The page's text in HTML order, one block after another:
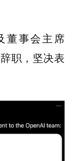
董事会主席
职，坚决表